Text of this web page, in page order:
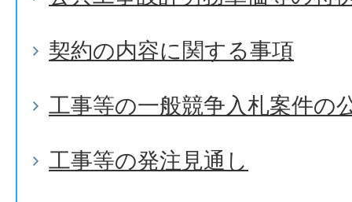
契約の内容に関する事項
工事等の一般競争入札案件の
工事等の発注見通し